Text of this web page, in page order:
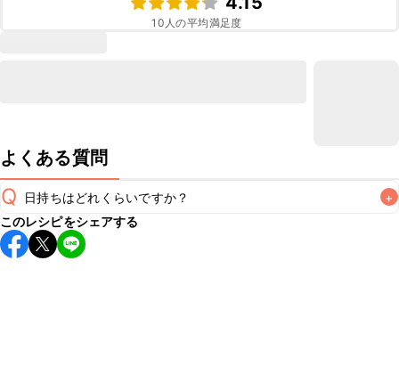
10 人の平均満足度
よくある質問
Q 日持ちはどれくらいですか？ +
保存期間は冷蔵で当日中が目安です。なるべくお早めにお召
し上がりください。
このレシピをシェアする